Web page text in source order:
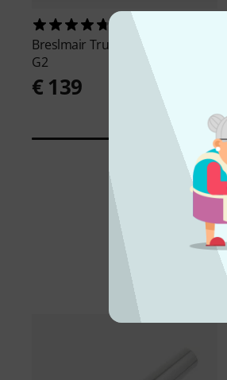
Breslmair Trumpet Mouthpiece
G2
€ 139